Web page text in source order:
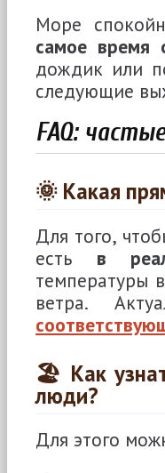
Море
самое время
дождик или
следующие
FAQ:
🌞 Какая
Для того,
есть в
температуры
ветра.
🏖 Как
люди?
Для этого